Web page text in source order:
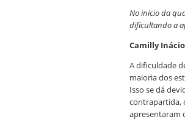
No início da
dificultando a
Camilly Inácio
A dificuldade
maioria dos
Isso se dá
contrapartida,
apresentaram